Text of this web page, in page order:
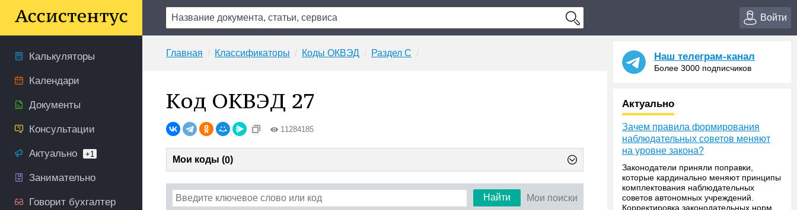
Войти
Калькуляторы
Календари
Документы
Консультации
Актуально +1
Занимательно
Говорит бухгалтер
Главная Классификаторы Коды ОКВЭД Раздел C
Код ОКВЭД 27
11284185
Мои коды (0)
Найти Мои поиски
Наш телеграм-канал
Более 3000 подписчиков
Актуально
Зачем правила формирования
наблюдательных советов меняют
на уровне закона?
Законодатели приняли поправки,
которые кардинально меняют принципы
комплектования наблюдательных
советов автономных учреждений.
Корректировка законодательных норм